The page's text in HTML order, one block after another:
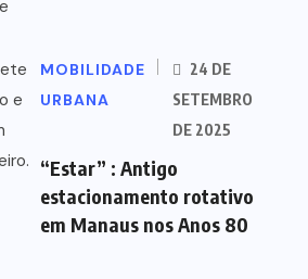
MOBILIDADE
URBANA
24 DE
SETEMBRO
DE 2025
“Estar” : Antigo
estacionamento rotativo
em Manaus nos Anos 80